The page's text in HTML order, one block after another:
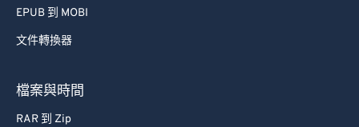
EPUB 到 MOBI
文件轉換器
檔案與時間
RAR 到 Zip